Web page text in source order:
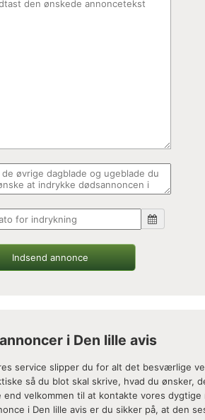
Indsend annonce
i Den lille avis
service slipper du for alt det besværlige
så du blot skal skrive, hvad du
end velkommen til at kontakte vores dygtige
i Den lille avis er du sikker på, at den